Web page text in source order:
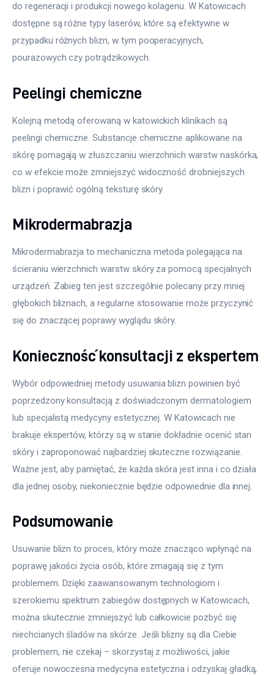
do regeneracji i produkcji nowego kolagenu. W Katowicach
dostępne są różne typy laserów, które są efektywne w
przypadku różnych blizn, w tym pooperacyjnych,
pourazowych czy potrądzikowych.
Peelingi chemiczne
Kolejną metodą oferowaną w katowickich klinikach są
peelingi chemiczne. Substancje chemiczne aplikowane na
skórę pomagają w złuszczaniu wierzchnich warstw naskórka,
co w efekcie może zmniejszyć widoczność drobniejszych
blizn i poprawić ogólną teksturę skóry.
Mikrodermabrazja
Mikrodermabrazja to mechaniczna metoda polegająca na
ścieraniu wierzchnich warstw skóry za pomocą specjalnych
urządzeń. Zabieg ten jest szczególnie polecany przy mniej
głębokich bliznach, a regularne stosowanie może przyczynić
się do znaczącej poprawy wyglądu skóry.
Konieczność konsultacji z ekspertem
Wybór odpowiedniej metody usuwania blizn powinien być
poprzedzony konsultacją z doświadczonym dermatologiem
lub specjalistą medycyny estetycznej. W Katowicach nie
brakuje ekspertów, którzy są w stanie dokładnie ocenić stan
skóry i zaproponować najbardziej skuteczne rozwiązanie.
Ważne jest, aby pamiętać, że każda skóra jest inna i co działa
dla jednej osoby, niekoniecznie będzie odpowiednie dla innej.
Podsumowanie
Usuwanie blizn to proces, który może znacząco wpłynąć na
poprawę jakości życia osób, które zmagają się z tym
problemem. Dzięki zaawansowanym technologiom i
szerokiemu spektrum zabiegów dostępnych w Katowicach,
można skutecznie zmniejszyć lub całkowicie pozbyć się
niechcianych śladów na skórze. Jeśli blizny są dla Ciebie
problemem, nie czekaj – skorzystaj z możliwości, jakie
oferuje nowoczesna medycyna estetyczna i odzyskaj gładką,